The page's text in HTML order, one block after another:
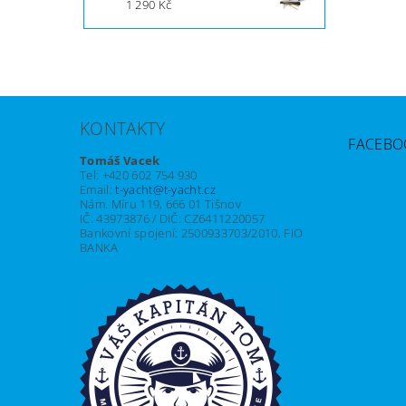
1 290 Kč
KONTAKTY
Tomáš Vacek
Tel: +420 602 754 930
Email:t-yacht@t-yacht.cz
Nám. Míru 119, 666 01 Tišnov
IČ: 43973876 / DIČ: CZ6411220057
Bankovní spojení: 2500933703/2010, FIO
BANKA